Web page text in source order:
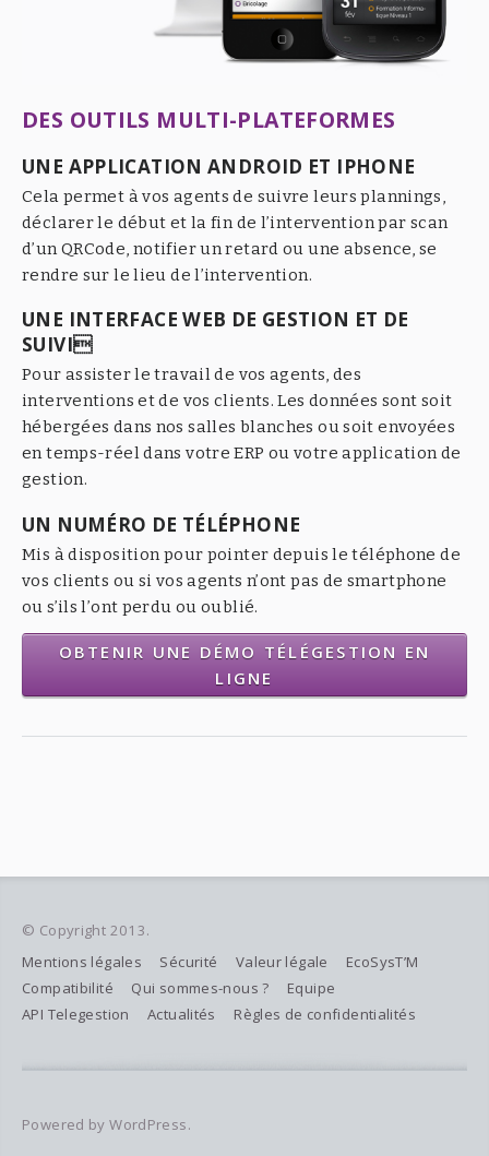
DES OUTILS MULTI-PLATEFORMES
UNE APPLICATION ANDROID ET IPHONE
Cela permet à vos agents de suivre leurs plannings,
déclarer le début et la fin de l’intervention par scan
d’un QRCode, notifier un retard ou une absence, se
rendre sur le lieu de l’intervention.
UNE INTERFACE WEB DE GESTION ET DE
SUIVI
Pour assister le travail de vos agents, des
interventions et de vos clients. Les données sont soit
hébergées dans nos salles blanches ou soit envoyées
en temps-réel dans votre ERP ou votre application de
gestion.
UN NUMÉRO DE TÉLÉPHONE
Mis à disposition pour pointer depuis le téléphone de
vos clients ou si vos agents n’ont pas de smartphone
ou s’ils l’ont perdu ou oublié.
OBTENIR UNE DÉMO TÉLÉGESTION EN
LIGNE
© Copyright 2013.
Mentions légales
Sécurité Valeur légale
EcoSysT’M
Compatibilité
Qui sommes-nous ?
Equipe
API Telegestion
Actualités Règles de confidentialités
Powered by WordPress.